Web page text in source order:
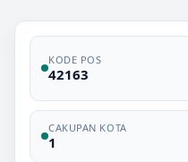
KODE POS
42163
CAKUPAN KOTA
1